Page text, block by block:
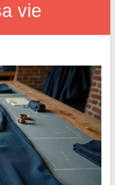
vie